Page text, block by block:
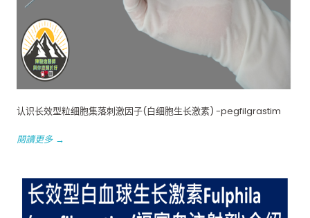
认识长效型粒细胞集落刺激因子(白细胞生长激素) -pegfilgrastim
閱讀更多 →